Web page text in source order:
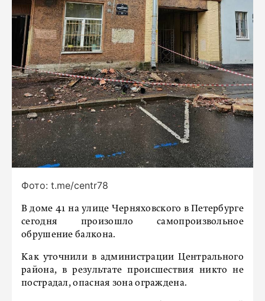
Фото: t.me/centr78
В доме 41 на улице Черняховского в Петербурге
сегодня произошло самопроизвольное
обрушение балкона.
Как уточнили в администрации Центрального
района, в результате происшествия никто не
пострадал, опасная зона ограждена.